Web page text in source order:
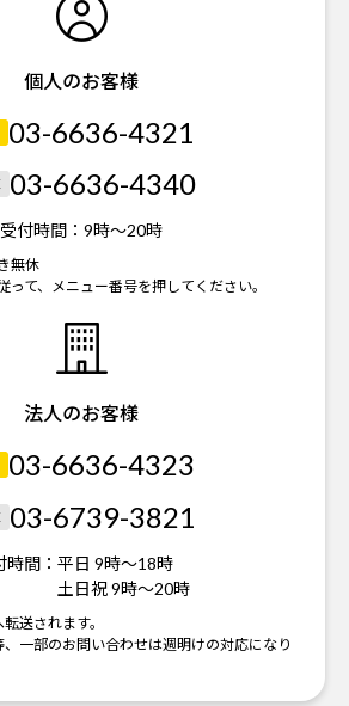
個人のお客様
03-6636-4321
03-6636-4340
受付時間： 9時～20時
無休
て、メニュー番号を押してください。
法人のお客様
03-6636-4323
03-6739-3821
時間： 平日 9時～18時
土日祝 9時～20時
送されます。
一部のお問い合わせは週明けの対応になり